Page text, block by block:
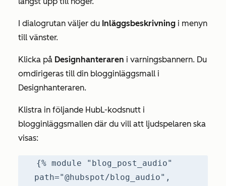
I dialogrutan väljer du Inläggsbeskrivning i menyn
till vänster.
Klicka på Designhanteraren i varningsbannern. Du
omdirigeras till din blogginläggsmall i
Designhanteraren.
Klistra in följande HubL-kodsnutt i
blogginläggsmallen där du vill att ljudspelaren ska
visas:
{% module "blog_post_audio"
path="@hubspot/blog_audio",